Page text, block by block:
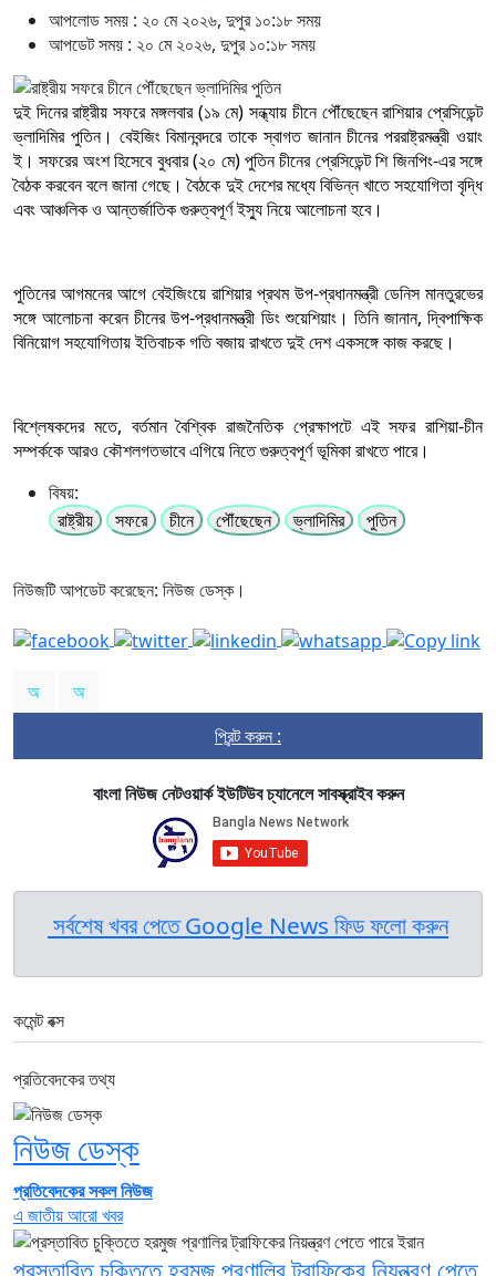
আপলোড সময় : ২০ মে ২০২৬, দুপুর ১০:১৮ সময়
আপডেট সময় : ২০ মে ২০২৬, দুপুর ১০:১৮ সময়
দুই দিনের রাষ্ট্রীয় সফরে মঙ্গলবার (১৯ মে) সন্ধ্যায় চীনে পৌঁছেছেন রাশিয়ার প্রেসিডেন্ট
ভ্লাদিমির পুতিন। বেইজিং বিমানবন্দরে তাকে স্বাগত জানান চীনের পররাষ্ট্রমন্ত্রী ওয়াং
ই। সফরের অংশ হিসেবে বুধবার (২০ মে) পুতিন চীনের প্রেসিডেন্ট শি জিনপিং-এর সঙ্গে
বৈঠক করবেন বলে জানা গেছে। বৈঠকে দুই দেশের মধ্যে বিভিন্ন খাতে সহযোগিতা বৃদ্ধি
এবং আঞ্চলিক ও আন্তর্জাতিক গুরুত্বপূর্ণ ইস্যু নিয়ে আলোচনা হবে।
পুতিনের আগমনের আগে বেইজিংয়ে রাশিয়ার প্রথম উপ-প্রধানমন্ত্রী ডেনিস মানতুরভের
সঙ্গে আলোচনা করেন চীনের উপ-প্রধানমন্ত্রী ডিং শুয়েশিয়াং। তিনি জানান, দ্বিপাক্ষিক
বিনিয়োগ সহযোগিতায় ইতিবাচক গতি বজায় রাখতে দুই দেশ একসঙ্গে কাজ করছে।
বিশ্লেষকদের মতে, বর্তমান বৈশ্বিক রাজনৈতিক প্রেক্ষাপটে এই সফর রাশিয়া-চীন
সম্পর্ককে আরও কৌশলগতভাবে এগিয়ে নিতে গুরুত্বপূর্ণ ভূমিকা রাখতে পারে।
বিষয়:
রাষ্ট্রীয়
সফরে চীনে পৌঁছেছেন ভ্লাদিমির পুতিন
নিউজটি আপডেট করেছেন: নিউজ ডেস্ক।
অ
অ
প্রিন্ট করুন :
বাংলা নিউজ নেটওয়ার্ক ইউটিউব চ্যানেলে সাবস্ক্রাইব করুন
সর্বশেষ খবর পেতে Google News ফিড ফলো করুন
কমেন্ট বক্স
প্রতিবেদকের তথ্য
নিউজ ডেস্ক
প্রতিবেদকের সকল নিউজ
এ জাতীয় আরো খবর
প্রস্তাবিত চুক্তিতে হরমুজ প্রণালির ট্রাফিকের নিয়ন্ত্রণ পেতে